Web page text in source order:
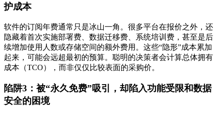
护成本
软件的订阅年费通常只是冰山一角。很多平台在报价之外，还
隐藏着首次实施部署费、数据迁移费、系统培训费，甚至是后
续增加使用人数或存储空间的额外费用。这些“隐形”成本累加
起来，可能会远超最初的预算。聪明的决策者会计算总体拥有
成本（TCO），而非仅仅比较表面的采购价。
陷阱3：被“永久免费”吸引，却陷入功能受限和数据
安全的困境